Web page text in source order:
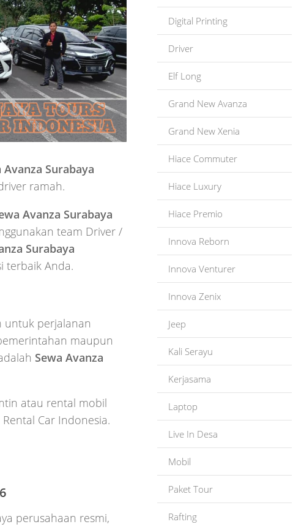
Avanza Surabaya
ramah.
Avanza Surabaya
team Driver /
Surabaya
terbaik Anda.
untuk perjalanan
maupun
Sewa Avanza
atau rental mobil
Car Indonesia.
perusahaan resmi,
Digital Printing
Driver
Elf Long
Grand New Avanza
Grand New Xenia
Hiace Commuter
Hiace Luxury
Hiace Premio
Innova Reborn
Innova Venturer
Innova Zenix
Jeep
Kali Serayu
Kerjasama
Laptop
Live In Desa
Mobil
Paket Tour
Rafting